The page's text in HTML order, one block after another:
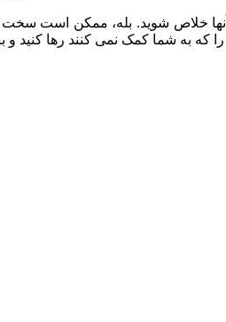
خلاص شوید. بله، ممکن است سخت